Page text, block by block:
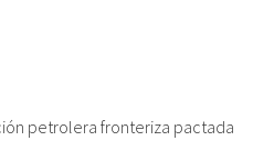
petrolera fronteriza pactada